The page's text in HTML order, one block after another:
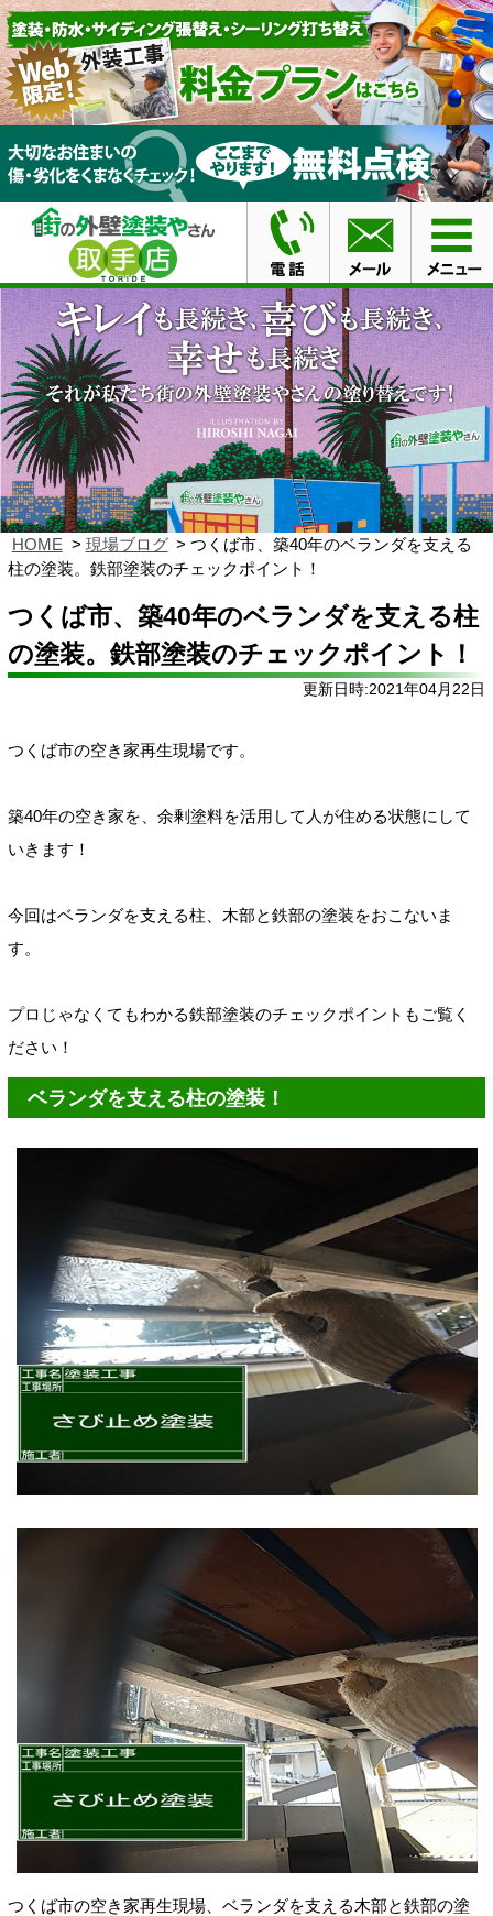
HOME 現場ブログ
つくば市、築40年のベランダを支える
柱の塗装。鉄部塗装のチェックポイント！
つくば市、築40年のベランダを支える柱
の塗装。鉄部塗装のチェックポイント！
更新日時:2021年04月22日
つくば市の空き家再生現場です。
築40年の空き家を、余剰塗料を活用して人が住める状態にして
いきます！
今回はベランダを支える柱、木部と鉄部の塗装をおこないま
す。
プロじゃなくてもわかる鉄部塗装のチェックポイントもご覧く
ださい！
ベランダを支える柱の塗装！
つくば市の空き家再生現場、ベランダを支える木部と鉄部の塗